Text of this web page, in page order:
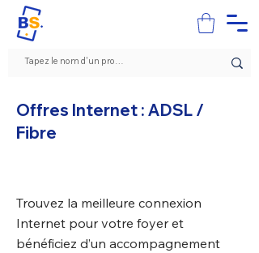
Offres Internet : ADSL /
Fibre
Trouvez la meilleure connexion
Internet pour votre foyer et
bénéficiez d’un accompagnement